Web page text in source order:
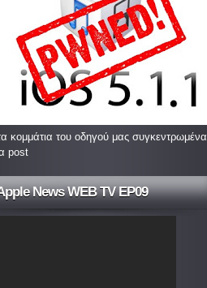
κομμάτια του οδηγού μας συγκεντρωμένα
post
News WEB TV EP09